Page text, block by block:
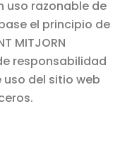
uso razonable de
el principio de
MITJORN
responsabilidad
del sitio web